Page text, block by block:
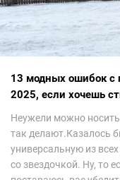
13 модных ошибок с
2025, если хочешь
Неужели можно
так делают.Казалось
универсальную из
со звездочкой. Ну, то